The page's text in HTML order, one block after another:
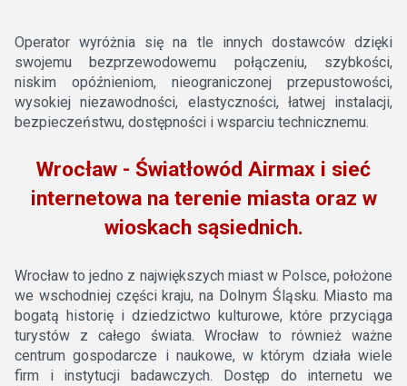
Operator wyróżnia się na tle innych dostawców dzięki
swojemu bezprzewodowemu połączeniu, szybkości,
niskim opóźnieniom, nieograniczonej przepustowości,
wysokiej niezawodności, elastyczności, łatwej instalacji,
bezpieczeństwu, dostępności i wsparciu technicznemu.
Wrocław - Światłowód Airmax i sieć
internetowa na terenie miasta oraz w
wioskach sąsiednich.
Wrocław to jedno z największych miast w Polsce, położone
we wschodniej części kraju, na Dolnym Śląsku. Miasto ma
bogatą historię i dziedzictwo kulturowe, które przyciąga
turystów z całego świata. Wrocław to również ważne
centrum gospodarcze i naukowe, w którym działa wiele
firm i instytucji badawczych. Dostęp do internetu we